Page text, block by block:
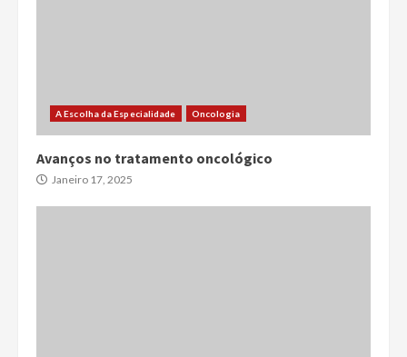
A Escolha da Especialidade Oncologia
Avanços no tratamento oncológico
Janeiro 17, 2025